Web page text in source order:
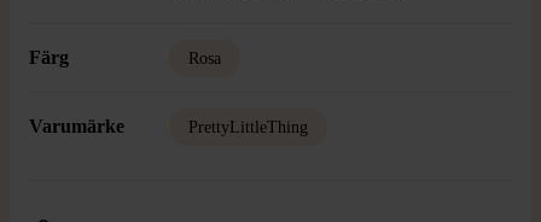
Färg Rosa
Varumärke PrettyLittleThing